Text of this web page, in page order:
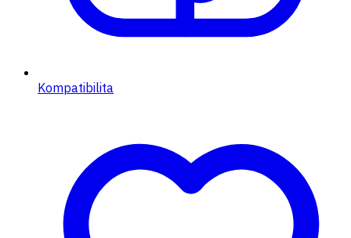
Kompatibilita